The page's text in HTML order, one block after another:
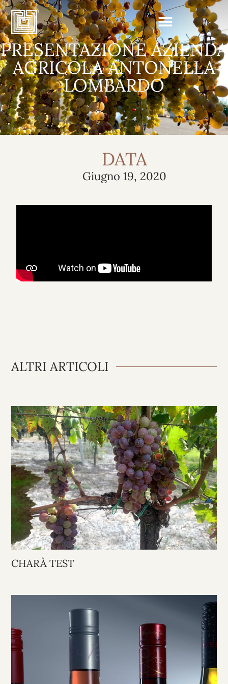
PRESENTAZIONE AZIENDA
AGRICOLA ANTONELLA
LOMBARDO
DATA
Giugno 19, 2020
ALTRIARTICOLI
CHARÀ TEST